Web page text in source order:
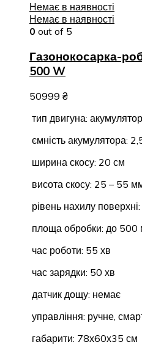
Немає в наявності
Немає в наявності
0 out of 5
Газонокосарка-
500 W
50999 ₴
тип двигуна:
ємність акумулятора:
ширина скосу: 20 см
висота скосу: 25 – 55
рівень нахилу
площа обробки: до 500
час роботи: 55 хв
час зарядки: 50 хв
датчик дощу: немає
управління: ручне,
габарити: 78х60х35 см